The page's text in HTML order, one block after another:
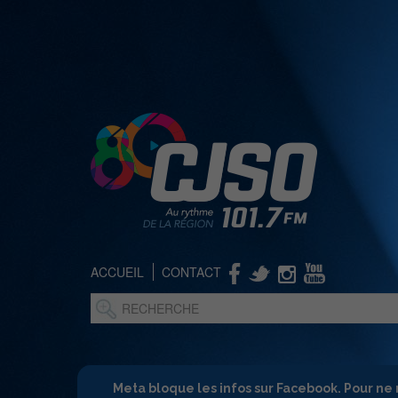
ACCUEIL CONTACT
Meta bloque les infos sur Facebook. Pour